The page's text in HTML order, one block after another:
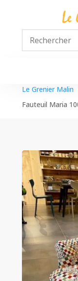
Le Grenier Malin
Fauteuil Maria